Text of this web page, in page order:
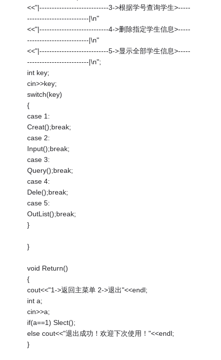
<<"|----------------------------3->根据学号查询学生>-----
-------------------------|\n"
<<"|----------------------------4->删除指定学生信息>-----
-------------------------|\n"
<<"|----------------------------5->显示全部学生信息>-----
-------------------------|\n";
int key;
cin>>key;
switch(key)
{
case 1:
Creat();break;
case 2:
Input();break;
case 3:
Query();break;
case 4:
Dele();break;
case 5:
OutList();break;
}
}
void Return()
{
cout<<"1->返回主菜单 2->退出"<<endl;
int a;
cin>>a;
if(a==1) Slect();
else cout<<"退出成功！欢迎下次使用！"<<endl;
}